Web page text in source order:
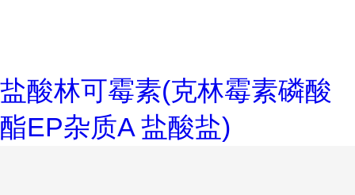
盐酸林可霉素(克林霉素磷酸
酯EP杂质A 盐酸盐)